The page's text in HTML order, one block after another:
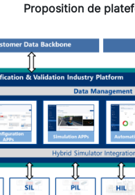
Proposition de